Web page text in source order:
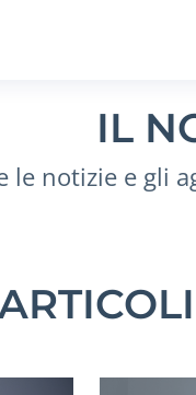
IL
le notizie e gli